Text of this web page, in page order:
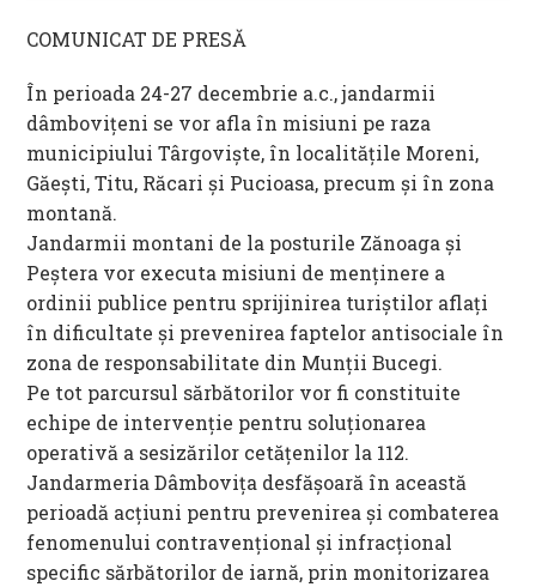
COMUNICAT DE PRESĂ
În perioada 24-27 decembrie a.c., jandarmii
dâmbovițeni se vor afla în misiuni pe raza
municipiului Târgoviște, în localitățile Moreni,
Găești, Titu, Răcari și Pucioasa, precum şi în zona
montană.
Jandarmii montani de la posturile Zănoaga şi
Peștera vor executa misiuni de menţinere a
ordinii publice pentru sprijinirea turiștilor aflați
în dificultate și prevenirea faptelor antisociale în
zona de responsabilitate din Munții Bucegi.
Pe tot parcursul sărbătorilor vor fi constituite
echipe de intervenţie pentru soluţionarea
operativă a sesizărilor cetăţenilor la 112.
Jandarmeria Dâmbovița desfăşoară în această
perioadă acţiuni pentru prevenirea şi combaterea
fenomenului contravenţional şi infracţional
specific sărbătorilor de iarnă, prin monitorizarea